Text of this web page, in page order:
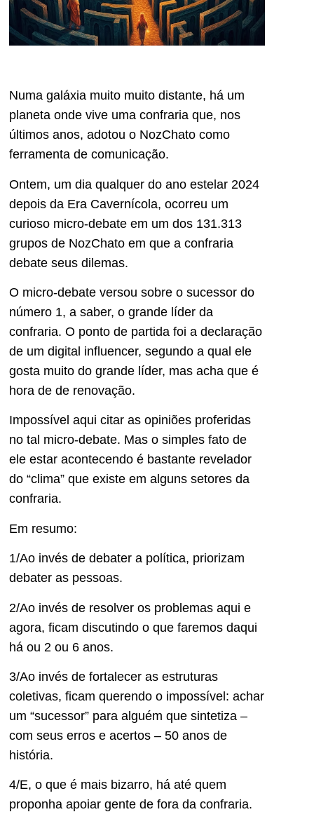
Numa galáxia muito muito distante, há um
planeta onde vive uma confraria que, nos
últimos anos, adotou o NozChato como
ferramenta de comunicação.
Ontem, um dia qualquer do ano estelar 2024
depois da Era Cavernícola, ocorreu um
curioso micro-debate em um dos 131.313
grupos de NozChato em que a confraria
debate seus dilemas.
O micro-debate versou sobre o sucessor do
número 1, a saber, o grande líder da
confraria. O ponto de partida foi a declaração
de um digital influencer, segundo a qual ele
gosta muito do grande líder, mas acha que é
hora de de renovação.
Impossível aqui citar as opiniões proferidas
no tal micro-debate. Mas o simples fato de
ele estar acontecendo é bastante revelador
do “clima” que existe em alguns setores da
confraria.
Em resumo:
1/Ao invés de debater a política, priorizam
debater as pessoas.
2/Ao invés de resolver os problemas aqui e
agora, ficam discutindo o que faremos daqui
há ou 2 ou 6 anos.
3/Ao invés de fortalecer as estruturas
coletivas, ficam querendo o impossível: achar
um “sucessor” para alguém que sintetiza –
com seus erros e acertos – 50 anos de
história.
4/E, o que é mais bizarro, há até quem
proponha apoiar gente de fora da confraria.